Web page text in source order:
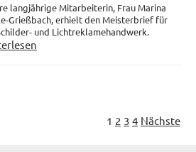
langjährige Mitarbeiterin, Frau Marina
Grießbach, erhielt den Meisterbrief für
und Lichtreklamehandwerk.
1 2 3 4 Nächste